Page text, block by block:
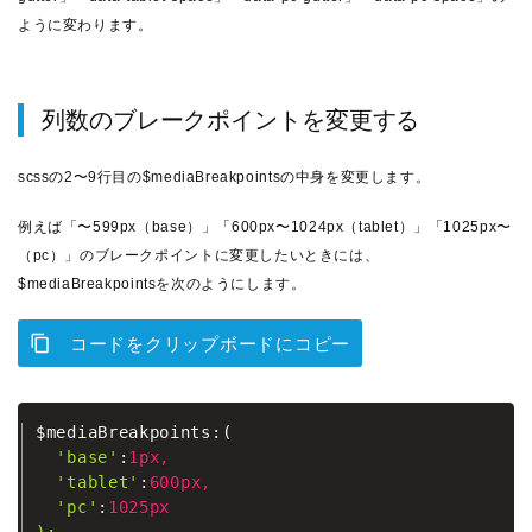
ように変わります。
列数のブレークポイントを変更する
scssの2〜9行目の$mediaBreakpointsの中身を変更します。
例えば「〜599px（base）」「600px〜1024px（tablet）」「1025px〜
（pc）」のブレークポイントに変更したいときには、
$mediaBreakpointsを次のようにします。
コードをクリップボードにコピー
$mediaBreakpoints : (
'base' : 1px,
'tablet' : 600px,
'pc' : 1025px